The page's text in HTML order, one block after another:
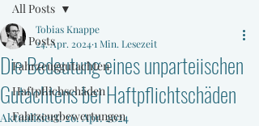
All Posts
Fahrzeuggutachten
Haftpflichschäden
Fahrzeugbewertungen
All Posts
Die Bedeutung eines unparteiischen
Gutachtens bei Haftpflichtschäden
Tobias Knappe
24. Apr. 20241 Min. Lesezeit
Aktualisiert:26. Apr. 2024